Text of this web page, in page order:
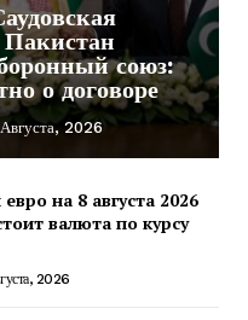
союз:
о договоре
2026
на 8 августа 2026
валюта по курсу
2026